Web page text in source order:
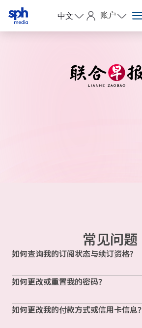
中文 账户
常见问题
如何查询我的订阅状态与续订资格?
如何更改或重置我的密码？
如何更改我的付款方式或信用卡信息？